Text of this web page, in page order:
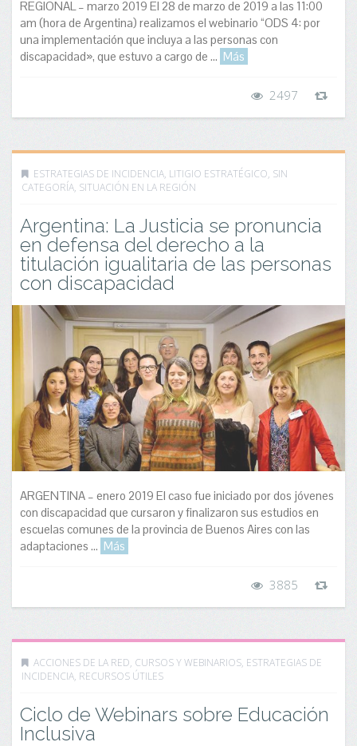
REGIONAL – marzo 2019 El 28 de marzo de 2019 a las 11:00
am (hora de Argentina) realizamos el webinario “ODS 4: por
una implementación que incluya a las personas con
discapacidad», que estuvo a cargo de ... Más
2497
ESTRATEGIAS DE INCIDENCIA, LITIGIO ESTRATÉGICO, SIN
CATEGORÍA, SITUACIÓN EN LA REGIÓN
Argentina: La Justicia se pronuncia
en defensa del derecho a la
titulación igualitaria de las personas
con discapacidad
ARGENTINA – enero 2019 El caso fue iniciado por dos jóvenes
con discapacidad que cursaron y finalizaron sus estudios en
escuelas comunes de la provincia de Buenos Aires con las
adaptaciones ... Más
3885
ACCIONES DE LA RED, CURSOS Y WEBINARIOS, ESTRATEGIAS DE
INCIDENCIA, RECURSOS ÚTILES
Ciclo de Webinars sobre Educación
Inclusiva